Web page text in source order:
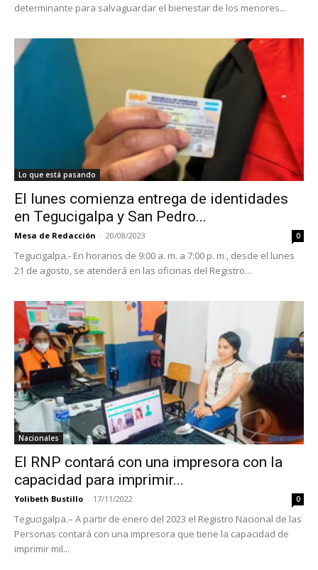
determinante para salvaguardar el bienestar de los menores...
Lo que está pasando
El lunes comienza entrega de identidades
en Tegucigalpa y San Pedro...
Mesa de Redacción - 20/08/2023 0
Tegucigalpa.- En horarios de 9:00 a. m. a 7:00 p. m., desde el lunes
21 de agosto, se atenderá en las oficinas del Registro...
Nacionales
El RNP contará con una impresora con la
capacidad para imprimir...
Yolibeth Bustillo - 17/11/2022 0
Tegucigalpa.– A partir de enero del 2023 el Registro Nacional de las
Personas contará con una impresora que tiene la capacidad de
imprimir mil...